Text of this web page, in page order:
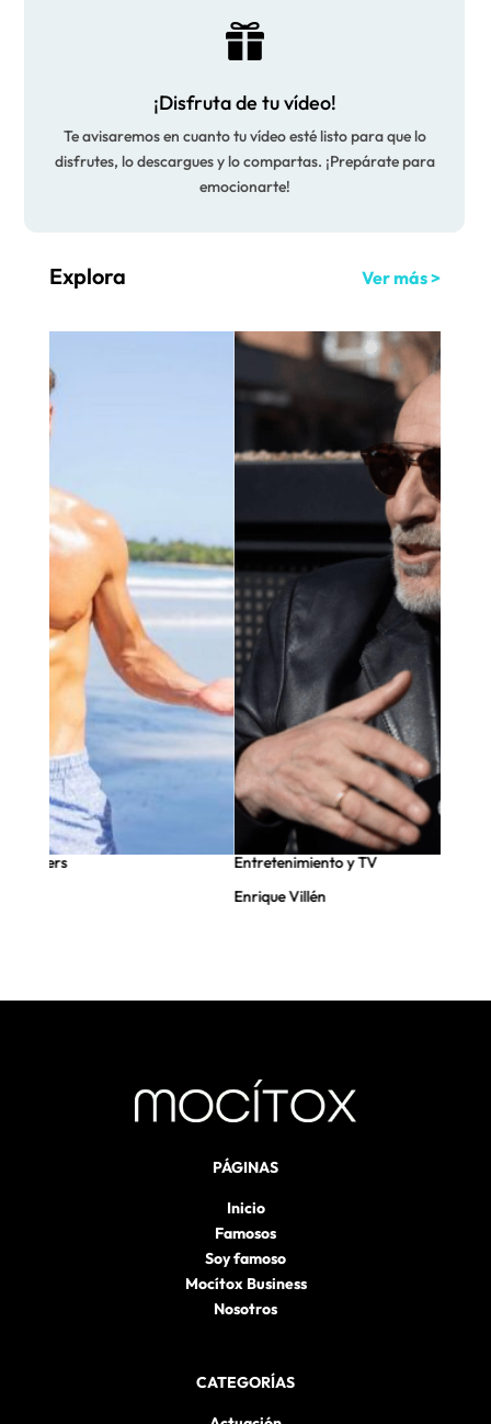

¡Disfruta de tu vídeo!
Te avisaremos en cuanto tu vídeo esté listo para que lo
disfrutes, lo descargues y lo compartas. ¡Prepárate para
emocionarte!
Explora Ver más >
Entretenimiento y TV
Enrique Villén
PÁGINAS
Inicio
Famosos
Soy famoso
Mocítox Business
Nosotros
CATEGORÍAS